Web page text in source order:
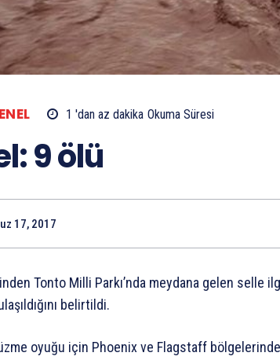
1 'dan az dakika Okuma Süresi
9 ölü
17, 2017
Tonto Milli Parkı’nda meydana gelen selle
belirtildi.
oyuğu için Phoenix ve Flagstaff